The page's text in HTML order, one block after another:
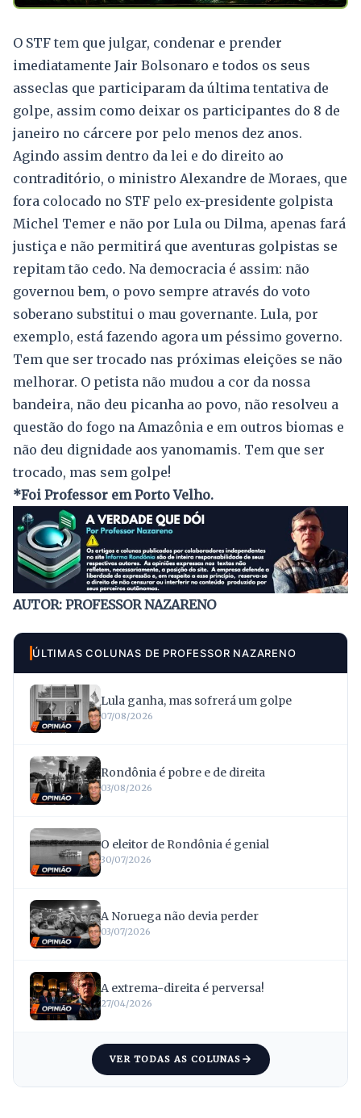
O STF tem que julgar, condenar e prender
imediatamente Jair Bolsonaro e todos os seus
asseclas que participaram da última tentativa de
golpe, assim como deixar os participantes do 8 de
janeiro no cárcere por pelo menos dez anos.
Agindo assim dentro da lei e do direito ao
contraditório, o ministro Alexandre de Moraes, que
fora colocado no STF pelo ex-presidente golpista
Michel Temer e não por Lula ou Dilma, apenas fará
justiça e não permitirá que aventuras golpistas se
repitam tão cedo. Na democracia é assim: não
governou bem, o povo sempre através do voto
soberano substitui o mau governante. Lula, por
exemplo, está fazendo agora um péssimo governo.
Tem que ser trocado nas próximas eleições se não
melhorar. O petista não mudou a cor da nossa
bandeira, não deu picanha ao povo, não resolveu a
questão do fogo na Amazônia e em outros biomas e
não deu dignidade aos yanomamis. Tem que ser
trocado, mas sem golpe!
*Foi Professor em Porto Velho.
AUTOR: PROFESSOR NAZARENO
ÚLTIMAS COLUNAS DE PROFESSOR NAZARENO
Lula ganha, mas sofrerá um golpe
07/08/2026
Rondônia é pobre e de direita
03/08/2026
O eleitor de Rondônia é genial
30/07/2026
A Noruega não devia perder
03/07/2026
A extrema-direita é perversa!
27/04/2026
VER TODAS AS COLUNAS